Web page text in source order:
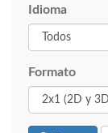
Idioma
Formato